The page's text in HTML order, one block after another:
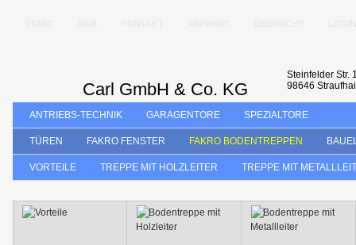
Carl GmbH & Co. KG
Steinfelder Str.
98646
ANTRIEBS-TECHNIK GARAGENTORE SPEZIALTORE
TÜREN FAKRO FENSTER FAKRO BODENTREPPEN
VORTEILE TREPPE MIT HOLZLEITER TREPPE MIT